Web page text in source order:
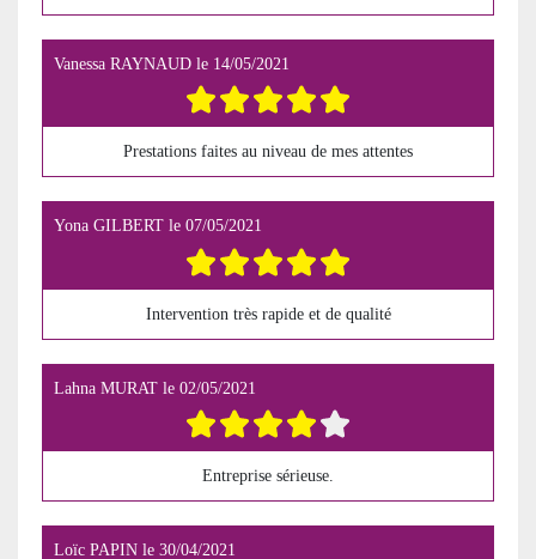
Vanessa RAYNAUD le 14/05/2021
Prestations faites au niveau de mes attentes
Yona GILBERT le 07/05/2021
Intervention très rapide et de qualité
Lahna MURAT le 02/05/2021
Entreprise sérieuse.
Loïc PAPIN le 30/04/2021